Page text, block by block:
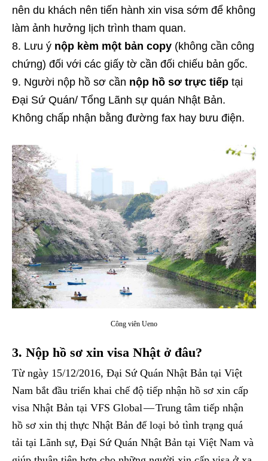
nên du khách nên tiến hành xin visa sớm để không
làm ảnh hưởng lịch trình tham quan.
Lưu ý nộp kèm một bản copy (không cần công
chứng) đối với các giấy tờ cần đối chiếu bản gốc.
Người nộp hồ sơ cần nộp hồ sơ trực tiếp tại
Đại Sứ Quán/ Tổng Lãnh sự quán Nhật Bản.
Không chấp nhận bằng đường fax hay bưu điện.
Công viên Ueno
3. Nộp hồ sơ xin visa Nhật ở đâu?
Từ ngày 15/12/2016, Đại Sứ Quán Nhật Bản tại Việt
Nam bắt đầu triển khai chế độ tiếp nhận hồ sơ xin cấp
visa Nhật Bản tại VFS Global — Trung tâm tiếp nhận
hồ sơ xin thị thực Nhật Bản để loại bỏ tình trạng quá
tải tại Lãnh sự, Đại Sứ Quán Nhật Bản tại Việt Nam và